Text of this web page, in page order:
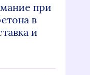
при
в
и